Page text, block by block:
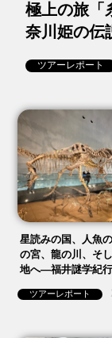
極上の旅「
奈川姫の伝
ツアーレポート
星読みの国、人魚
の宮、龍の川、そ
地へ—福井謎学紀行
ツアーレポート